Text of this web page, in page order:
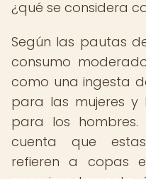
¿qué se considera
Según las pautas
consumo
como una ingesta
para las mujeres
para los hombres.
cuenta que
refieren a copas